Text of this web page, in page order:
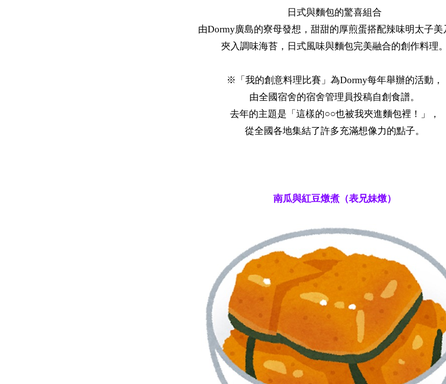
日式與麵包的驚喜組合
由Dormy廣島的寮母發想，甜甜的厚煎蛋搭配辣味明太子美
夾入調味海苔，日式風味與麵包完美融合的創作料理。
※「我的創意料理比賽」為Dormy每年舉辦的活動，
由全國宿舍的宿舍管理員投稿自創食譜。
去年的主題是「這樣的○○也被我夾進麵包裡！」，
從全國各地集結了許多充滿想像力的點子。
南瓜與紅豆燉煮（表兄妹燉）